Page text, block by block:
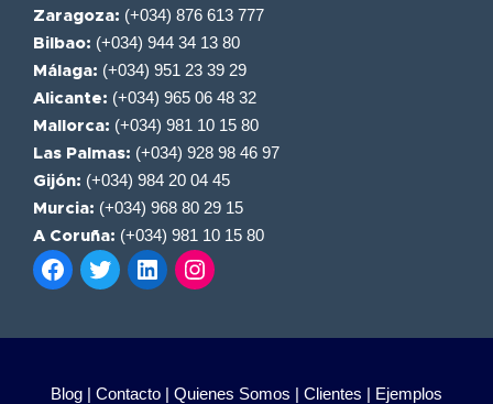
Zaragoza: (+034) 876 613 777
Bilbao: (+034) 944 34 13 80
Málaga: (+034) 951 23 39 29
Alicante: (+034) 965 06 48 32
Mallorca: (+034) 981 10 15 80
Las Palmas: (+034) 928 98 46 97
Gijón: (+034) 984 20 04 45
Murcia: (+034) 968 80 29 15
A Coruña: (+034) 981 10 15 80
Blog | Contacto | Quienes Somos | Clientes | Ejemplos